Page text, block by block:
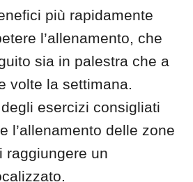
più rapidamente
l’allenamento, che
sia in palestra che a
volte la settimana.
esercizi consigliati
l’allenamento delle zone
raggiungere un